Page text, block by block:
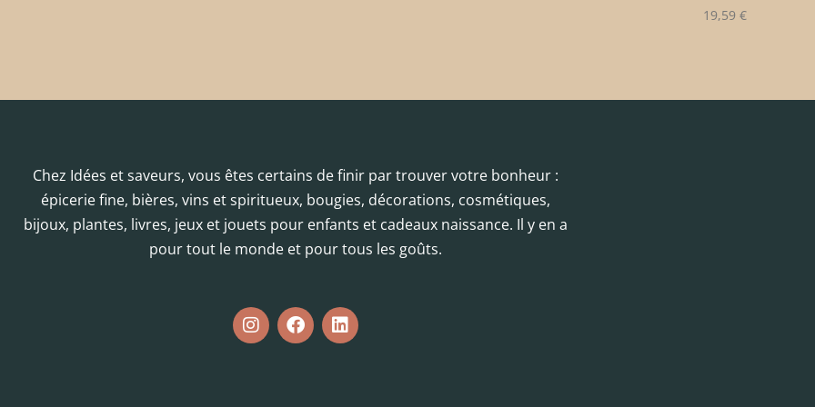
19,59 €
Chez Idées et saveurs, vous êtes certains de finir par trouver votre bonheur :
épicerie fine, bières, vins et spiritueux, bougies, décorations, cosmétiques,
bijoux, plantes, livres, jeux et jouets pour enfants et cadeaux naissance. Il y en a
pour tout le monde et pour tous les goûts.